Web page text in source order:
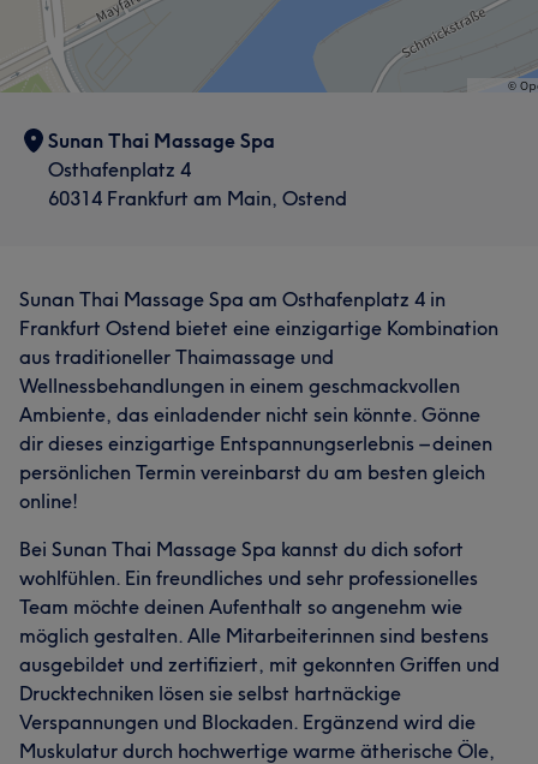
Sunan Thai Massage Spa
Osthafenplatz 4
60314 Frankfurt am Main, Ostend
Sunan Thai Massage Spa am Osthafenplatz 4 in
Frankfurt Ostend bietet eine einzigartige Kombination
aus traditioneller Thaimassage und
Wellnessbehandlungen in einem geschmackvollen
Ambiente, das einladender nicht sein könnte. Gönne
dir dieses einzigartige Entspannungserlebnis – deinen
persönlichen Termin vereinbarst du am besten gleich
online!
Bei Sunan Thai Massage Spa kannst du dich sofort
wohlfühlen. Ein freundliches und sehr professionelles
Team möchte deinen Aufenthalt so angenehm wie
möglich gestalten. Alle Mitarbeiterinnen sind bestens
ausgebildet und zertifiziert, mit gekonnten Griffen und
Drucktechniken lösen sie selbst hartnäckige
Verspannungen und Blockaden. Ergänzend wird die
Muskulatur durch hochwertige warme ätherische Öle,